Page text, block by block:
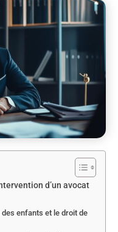
d’un avocat
enfants et le droit de